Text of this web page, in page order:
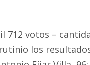
712 votos –
los